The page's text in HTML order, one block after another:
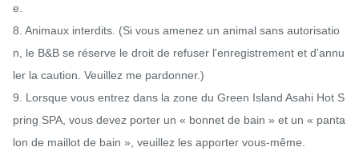
e.
8. Animaux interdits. (Si vous amenez un animal sans autorisatio
n, le B&B se réserve le droit de refuser l'enregistrement et d'annu
ler la caution. Veuillez me pardonner.)
9. Lorsque vous entrez dans la zone du Green Island Asahi Hot S
pring SPA, vous devez porter un « bonnet de bain » et un « panta
lon de maillot de bain », veuillez les apporter vous-même.